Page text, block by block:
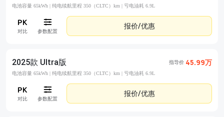
电池容量 65kWh | 纯电续航里程 350（CLTC）km | 亏电油耗 6.9L
对比 参数配置
报价/优惠
2025款 Ultra版 指导价 45.99万
电池容量 65kWh | 纯电续航里程 350（CLTC）km | 亏电油耗 6.9L
对比 参数配置
报价/优惠